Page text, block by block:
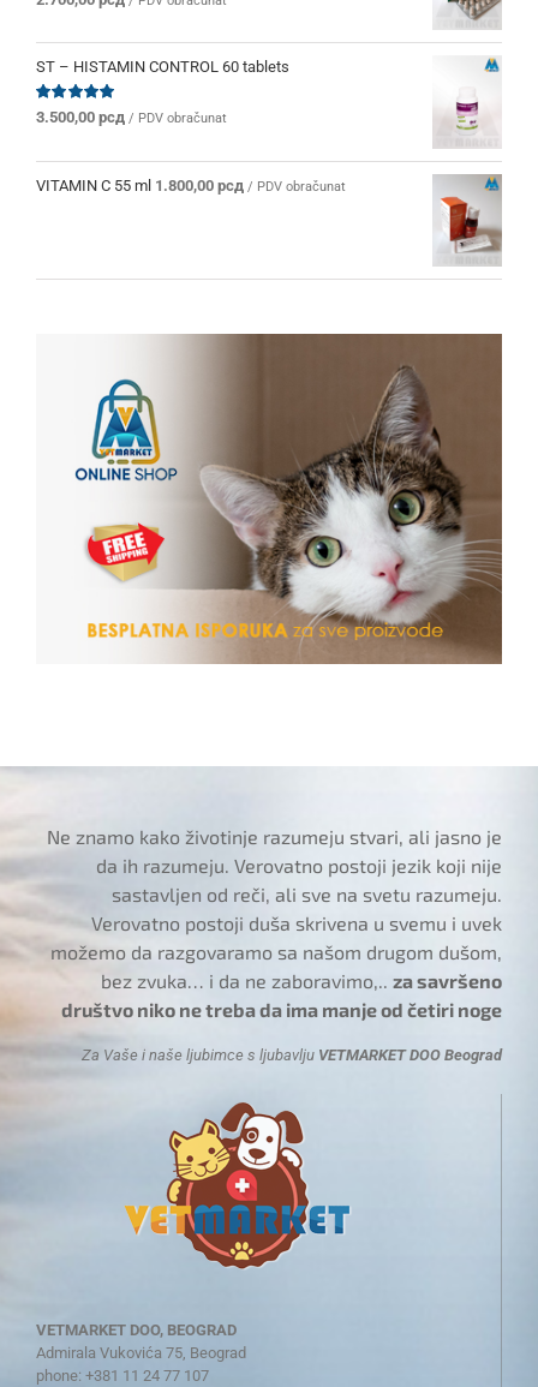
od 5
ST – HISTAMIN CONTROL 60 tablets
Ocenjeno
od 5
3.500,00 рсд / PDV obračunat
VITAMIN C 55 ml 1.800,00 рсд / PDV obračunat
Ne znamo kako životinje razumeju stvari, ali jasno je
da ih razumeju. Verovatno postoji jezik koji nije
sastavljen od reči, ali sve na svetu razumeju.
Verovatno postoji duša skrivena u svemu i uvek
možemo da razgovaramo sa našom drugom dušom,
bez zvuka… i da ne zaboravimo,..za savršeno
društvo niko ne treba da ima manje od četiri noge
Za Vaše i naše ljubimce s ljubavlju VETMARKET DOO Beograd
VETMARKET DOO, BEOGRAD
Admirala Vukovića 75, Beograd
phone: +381 11 24 77 107